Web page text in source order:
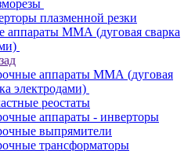
плазменной резки
аппараты ММА (дуговая сварка
аппараты ММА (дуговая
электродами)
реостаты
аппараты - инверторы
выпрямители
трансформаторы